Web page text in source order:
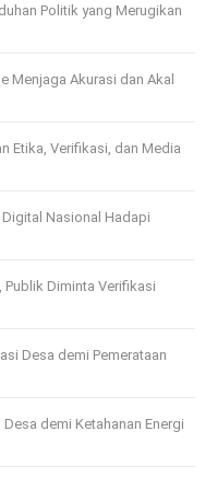
Politik yang Merugikan
Menjaga Akurasi dan Akal
Etika, Verifikasi, dan Media
Nasional Hadapi
Diminta Verifikasi
Desa demi Pemerataan
demi Ketahanan Energi